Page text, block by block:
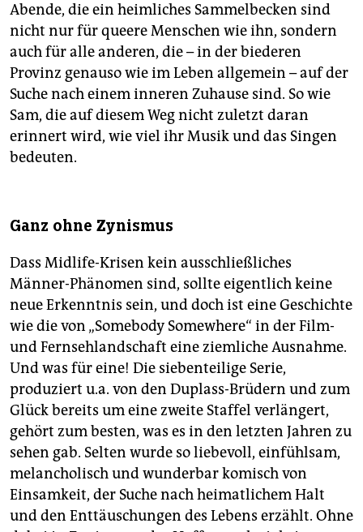
Abende, die ein heimliches Sammelbecken sind
nicht nur für queere Menschen wie ihn, sondern
auch für alle anderen, die – in der biederen
Provinz genauso wie im Leben allgemein – auf der
Suche nach einem inneren Zuhause sind. So wie
Sam, die auf diesem Weg nicht zuletzt daran
erinnert wird, wie viel ihr Musik und das Singen
bedeuten.
Ganz ohne Zynismus
Dass Midlife-Krisen kein ausschließliches
Männer-Phänomen sind, sollte eigentlich keine
neue Erkenntnis sein, und doch ist eine Geschichte
wie die von „Somebody Somewhere“ in der Film-
und Fernsehlandschaft eine ziemliche Ausnahme.
Und was für eine! Die siebenteilige Serie,
produziert u.a. von den Duplass-Brüdern und zum
Glück bereits um eine zweite Staffel verlängert,
gehört zum besten, was es in den letzten Jahren zu
sehen gab. Selten wurde so liebevoll, einfühlsam,
melancholisch und wunderbar komisch von
Einsamkeit, der Suche nach heimatlichem Halt
und den Enttäuschungen des Lebens erzählt. Ohne